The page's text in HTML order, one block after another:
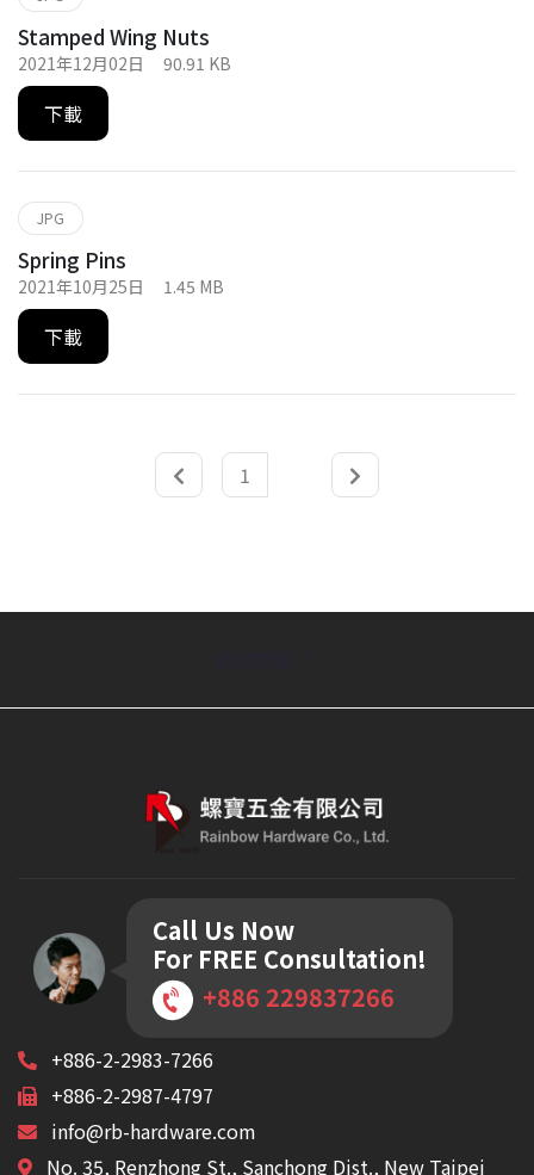
Stamped Wing Nuts
2021年12月02日 90.91 KB
下載
JPG
Spring Pins
2021年10月25日 1.45 MB
下載
1
Call Us Now
For FREE Consultation!
+886 229837266
+886-2-2983-7266
+886-2-2987-4797
info@rb-hardware.com
No. 35, Renzhong St., Sanchong Dist., New Taipei